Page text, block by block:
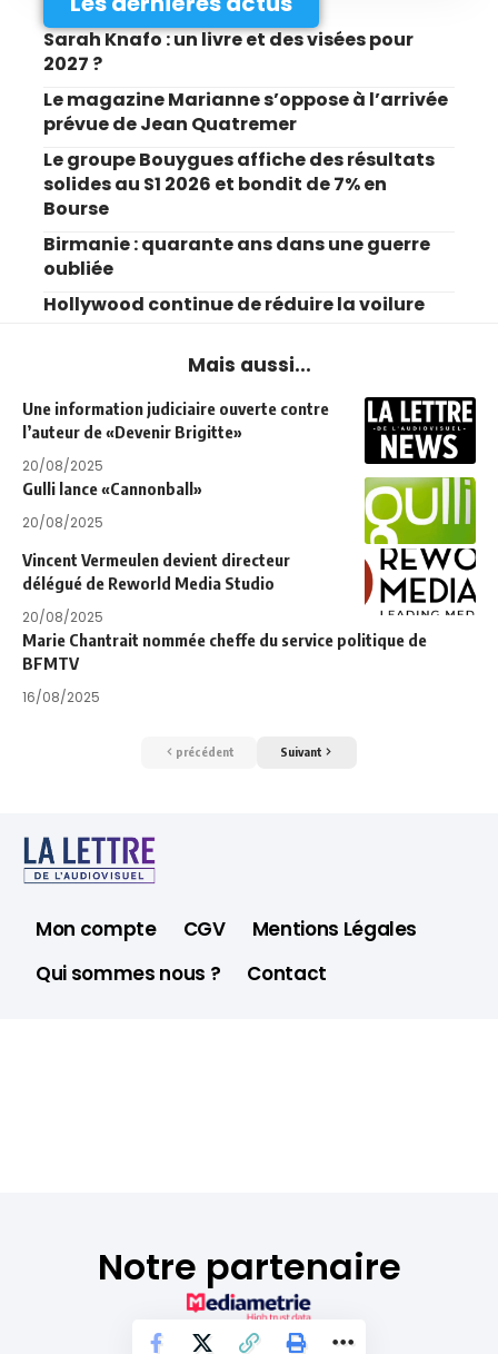
Sarah Knafo : un livre et des visées pour
2027 ?
Le magazine Marianne s’oppose à l’arrivée
prévue de Jean Quatremer
Le groupe Bouygues affiche des résultats
solides au S1 2026 et bondit de 7% en
Bourse
Birmanie : quarante ans dans une guerre
oubliée
Hollywood continue de réduire la voilure
Mais aussi...
Une information judiciaire ouverte contre
l’auteur de «Devenir Brigitte»
20/08/2025
Gulli lance «Cannonball»
20/08/2025
Vincent Vermeulen devient directeur
délégué de Reworld Media Studio
20/08/2025
Marie Chantrait nommée cheffe du service politique de
BFMTV
16/08/2025
précédent Suivant
Mon compte CGV
Mentions Légales
Qui sommes nous ?
Contact
Notre partenaire